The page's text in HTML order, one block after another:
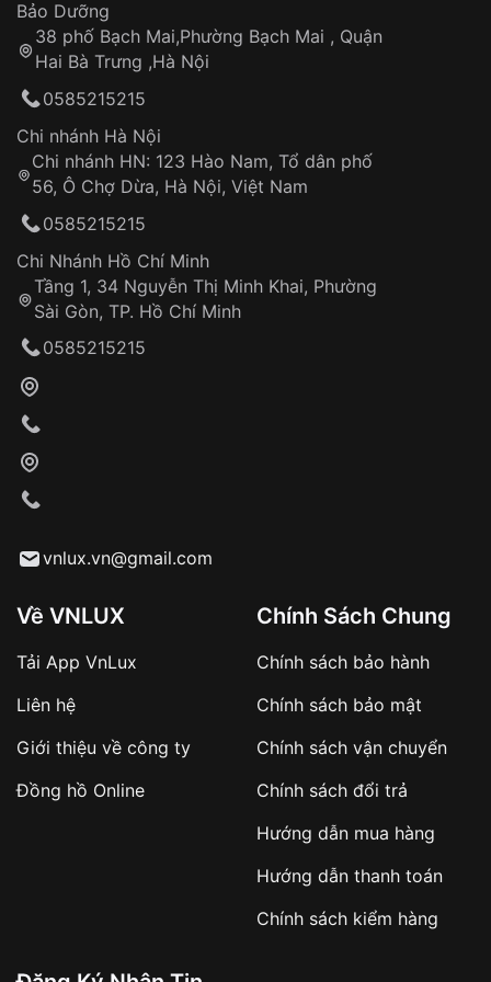
Thời gian tính từ khi xác nhận đơn hàng thành
công
Hotline: 0585 215 215
Từ khóa SEO:
Khách hàng kiểm tra và thanh toán trực tiếp
Từ khóa SEO:
sản phẩm đặc biệt
hàng
Số tiền còn lại thanh toán khi nhận hàng hoặc
✔️ Đảm bảo xử lý đơn hàng nhanh chóng
✔️ Hạn chế tình trạng hủy đơn không mong
Sản phẩm đã bị:
Tự ý sửa chữa
thống VNLUX
Đảm bảo quyền lợi khách hàng
Đồng hành cùng khách hàng trong suốt quá
trình sử dụng
Bảo Dưỡng
38 phố Bạch Mai,Phường Bạch Mai , Quận
Hai Bà Trưng ,Hà Nội
0585215215
Chi nhánh Hà Nội
Chi nhánh HN: 123 Hào Nam, Tổ dân phố
56, Ô Chợ Dừa, Hà Nội, Việt Nam
0585215215
Chi Nhánh Hồ Chí Minh
Tầng 1, 34 Nguyễn Thị Minh Khai, Phường
Sài Gòn, TP. Hồ Chí Minh
0585215215
vnlux.vn@gmail.com
Về VNLUX
Tải App VnLux
Liên hệ
Giới thiệu về công ty
Đồng hồ Online
Chính Sách Chung
Chính sách bảo hành
Chính sách bảo mật
Chính sách vận chuyển
Chính sách đổi trả
Hướng dẫn mua hàng
Hướng dẫn thanh toán
Chính sách kiểm hàng